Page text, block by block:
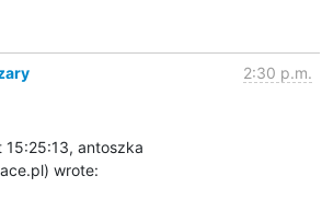
2:30 p.m.
antoszka
wrote: